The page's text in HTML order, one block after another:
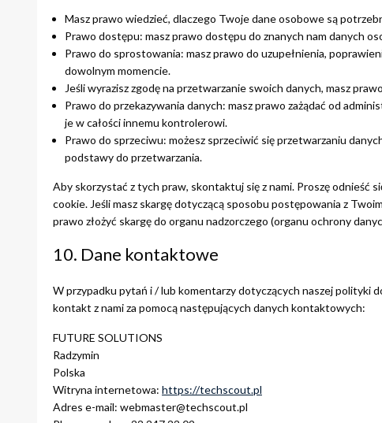
Masz prawo wiedzieć, dlaczego Twoje dane osobowe są
Prawo dostępu: masz prawo dostępu do znanych nam danych
Prawo do sprostowania: masz prawo do uzupełnienia,
dowolnym momencie.
Jeśli wyrazisz zgodę na przetwarzanie swoich danych, masz
Prawo do przekazywania danych: masz prawo zażądać od
je w całości innemu kontrolerowi.
Prawo do sprzeciwu: możesz sprzeciwić się przetwarzaniu
podstawy do przetwarzania.
Aby skorzystać z tych praw, skontaktuj się z nami. Proszę odnieść
cookie. Jeśli masz skargę dotyczącą sposobu postępowania z
prawo złożyć skargę do organu nadzorczego (organu ochrony
10. Dane kontaktowe
W przypadku pytań i / lub komentarzy dotyczących naszej polityki
kontakt z nami za pomocą następujących danych kontaktowych:
FUTURE SOLUTIONS
Radzymin
Polska
Witryna internetowa: https://techscout.pl
Adres e-mail: webmaster@techscout.pl